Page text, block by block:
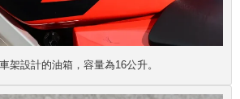
架設計的油箱，容量為16公升。